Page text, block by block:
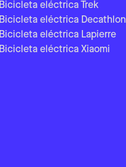
Bicicleta eléctrica Trek
Bicicleta eléctrica Decathlon
Bicicleta eléctrica Lapierre
Bicicleta eléctrica Xiaomi